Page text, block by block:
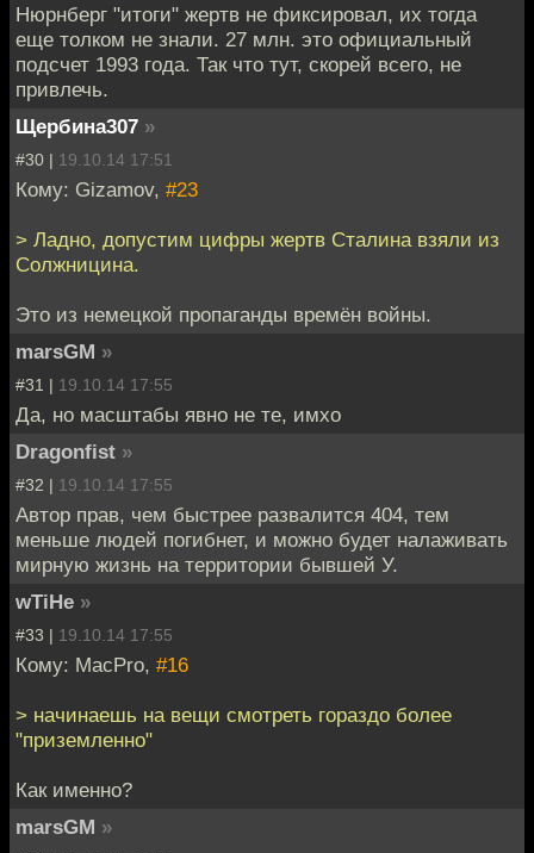
Нюрнберг "итоги" жертв не фиксировал, их тогда
еще толком не знали. 27 млн. это официальный
подсчет 1993 года. Так что тут, скорей всего, не
привлечь.
Щербина307 »
#30 | 19.10.14 17:51
Кому: Gizamov, #23
> Ладно, допустим цифры жертв Сталина взяли из
Солжницина.
Это из немецкой пропаганды времён войны.
marsGM »
#31 | 19.10.14 17:55
Да, но масштабы явно не те, имхо
Dragonfist »
#32 | 19.10.14 17:55
Автор прав, чем быстрее развалится 404, тем
меньше людей погибнет, и можно будет налаживать
мирную жизнь на территории бывшей У.
wTiHe »
#33 | 19.10.14 17:55
Кому: MacPro, #16
> начинаешь на вещи смотреть гораздо более
"приземленно"
Как именно?
marsGM »